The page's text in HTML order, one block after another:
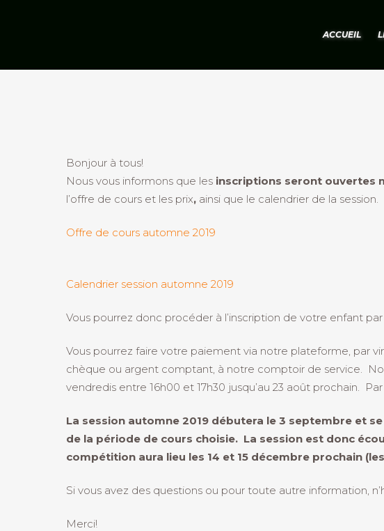
ACCUEIL
Bonjour à tous!
Nous vous informons que les inscriptions seront ouvertes
l’offre de cours et les prix, ainsi que le calendrier de la session.
Offre de cours automne 2019
Calendrier session automne 2019
Vous pourrez donc procéder à l’inscription de votre enfant
Vous pourrez faire votre paiement via notre plateforme, par
chèque ou argent comptant, à notre comptoir de service.
vendredis entre 16h00 et 17h30 jusqu’au 23 août prochain.
La session automne 2019 débutera le 3 septembre et
de la période de cours choisie. La session est donc
compétition aura lieu les 14 et 15 décembre prochain
Si vous avez des questions ou pour toute autre information,
Merci!